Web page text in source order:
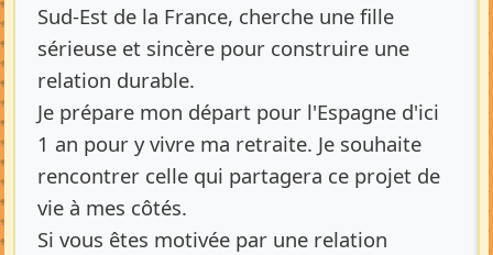
Sud-Est de la France, cherche une fille
sérieuse et sincère pour construire une
relation durable.
Je prépare mon départ pour l'Espagne d'ici
1 an pour y vivre ma retraite. Je souhaite
rencontrer celle qui partagera ce projet de
vie à mes côtés.
Si vous êtes motivée par une relation